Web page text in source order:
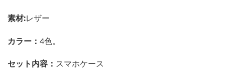
素材:レザー
カラー： 4色。
セット内容： スマホケース